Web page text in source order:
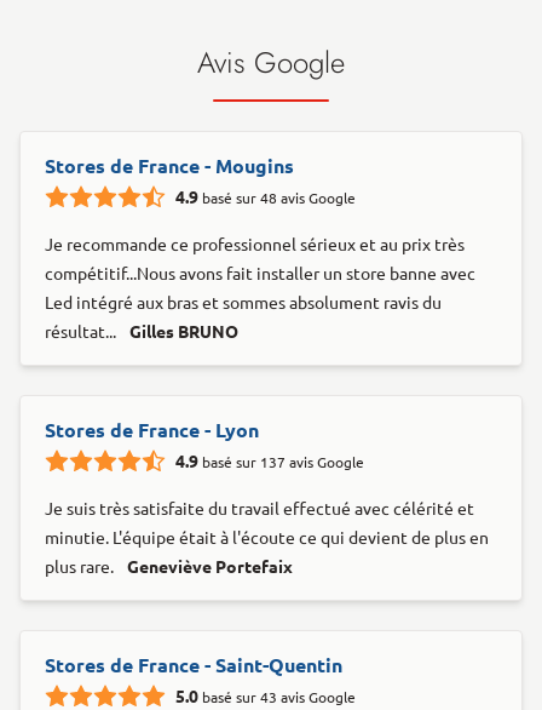
Avis Google
Stores de France - Mougins
4.9 basé sur 48 avis Google
Je recommande ce professionnel sérieux et au prix très
compétitif...Nous avons fait installer un store banne avec
Led intégré aux bras et sommes absolument ravis du
résultat...
Gilles BRUNO
Stores de France - Lyon
4.9 basé sur 137 avis Google
Je suis très satisfaite du travail effectué avec célérité et
minutie. L'équipe était à l'écoute ce qui devient de plus en
plus rare.
Geneviève Portefaix
Stores de France - Saint-Quentin
5.0 basé sur 43 avis Google